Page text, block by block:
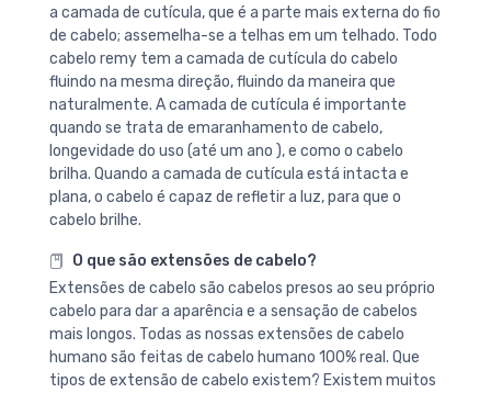
a camada de cutícula, que é a parte mais externa do fio
de cabelo; assemelha-se a telhas em um telhado. Todo
cabelo remy tem a camada de cutícula do cabelo
fluindo na mesma direção, fluindo da maneira que
naturalmente. A camada de cutícula é importante
quando se trata de emaranhamento de cabelo,
longevidade do uso (até um ano ), e como o cabelo
brilha. Quando a camada de cutícula está intacta e
plana, o cabelo é capaz de refletir a luz, para que o
cabelo brilhe.
O que são extensões de cabelo?
Extensões de cabelo são cabelos presos ao seu próprio
cabelo para dar a aparência e a sensação de cabelos
mais longos. Todas as nossas extensões de cabelo
humano são feitas de cabelo humano 100% real. Que
tipos de extensão de cabelo existem? Existem muitos